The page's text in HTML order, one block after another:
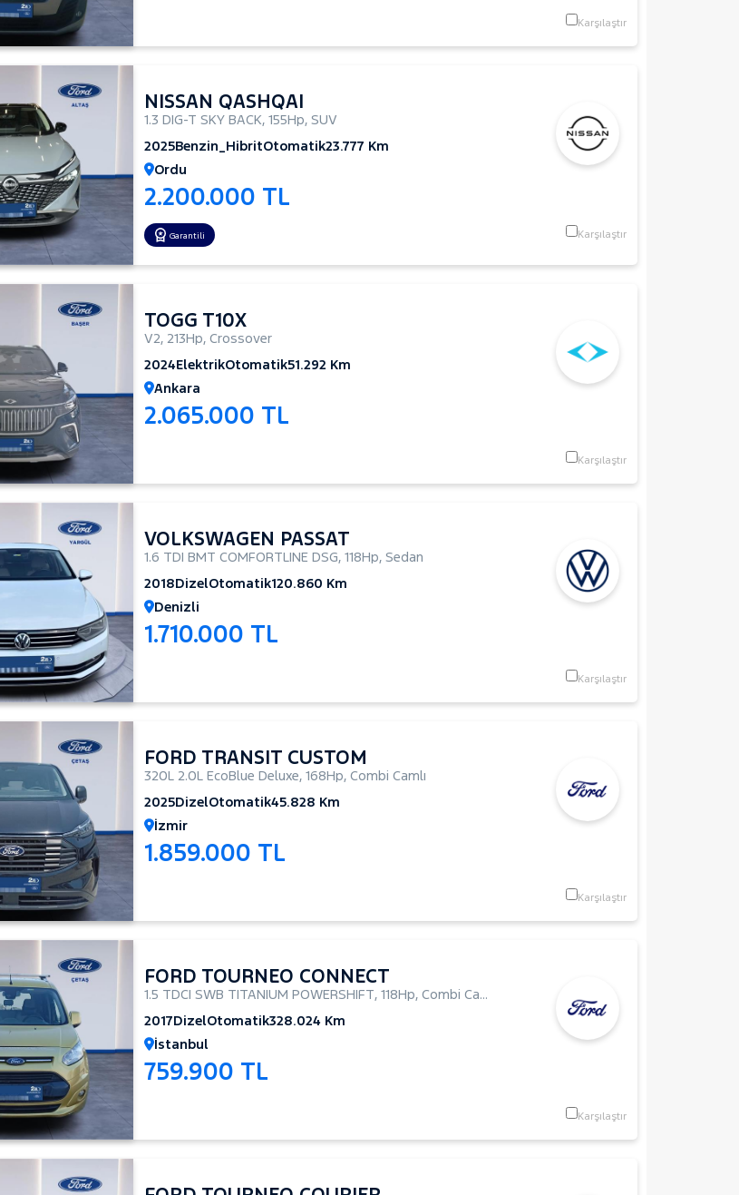
Karşılaştır
NISSAN QASHQAI
1.3 DIG-T SKY BACK, 155Hp, SUV
2025Benzin_HibritOtomatik23.777 Km
Ordu
2.200.000 TL
Garantili Karşılaştır
TOGG T10X
V2, 213Hp, Crossover
2024ElektrikOtomatik51.292 Km
Ankara
2.065.000 TL
Karşılaştır
VOLKSWAGEN PASSAT
1.6 TDI BMT COMFORTLINE DSG, 118Hp, Sedan
2018DizelOtomatik120.860 Km
Denizli
1.710.000 TL
Karşılaştır
FORD TRANSIT CUSTOM
320L 2.0L EcoBlue Deluxe, 168Hp, Combi Camlı
2025DizelOtomatik45.828 Km
İzmir
1.859.000 TL
Karşılaştır
FORD TOURNEO CONNECT
1.5 TDCI SWB TITANIUM POWERSHIFT, 118Hp, Combi Camlı
2017DizelOtomatik328.024 Km
İstanbul
759.900 TL
Karşılaştır